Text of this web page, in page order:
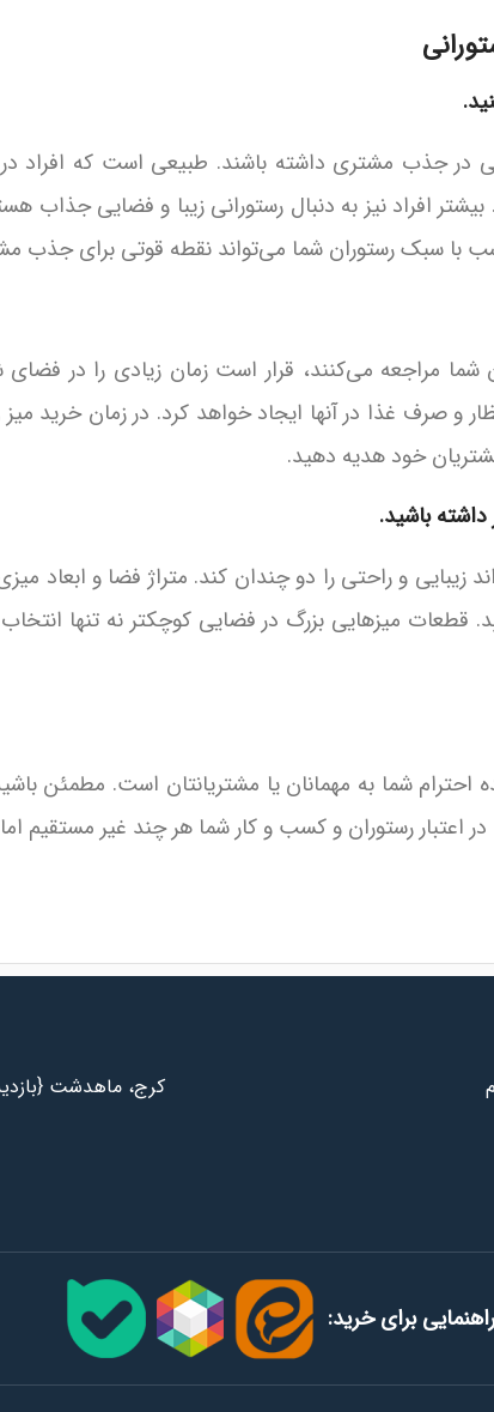
در جذب مشتری داشته باشند. طبیعی است که افراد در
افراد نیز به دنبال رستورانی زیبا و فضایی جذاب
با سبک رستوران شما می‌تواند نقطه قوتی برای جذب
مراجعه می‌کنند، قرار است زمان زیادی را در فضای
و صرف غذا در آنها ایجاد خواهد کرد. در زمان خرید
خود هدیه دهید.
و راحتی را دو چندان کند. متراژ فضا و ابعاد میزی
قطعات میزهایی بزرگ در فضایی کوچکتر نه تنها
شما به مهمانان یا مشتریانتان است. مطمئن
اعتبار رستوران و کسب و کار شما هر چند غیر مستقیم اما
کرج، ماهدشت
برای خرید: